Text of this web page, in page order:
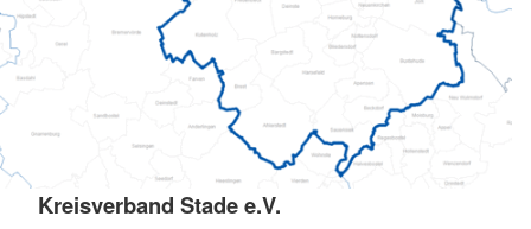
Kreisverband Stade e.V.